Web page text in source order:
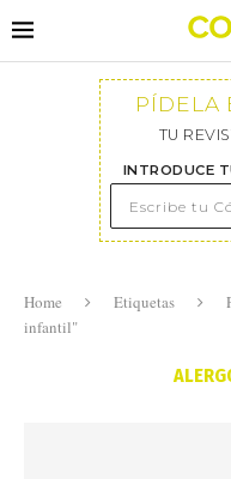
PÍDELA
TU
INTRODUCE
Home Etiquetas
infantil"